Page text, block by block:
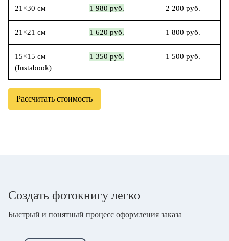
21×30 см 1 980 руб. 2 200 руб.
21×21 см 1 620 руб. 1 800 руб.
15×15 см
(Instabook)
1 350 руб. 1 500 руб.
Рассчитать стоимость
Создать фотокнигу легко
Быстрый и понятный процесс оформления заказа